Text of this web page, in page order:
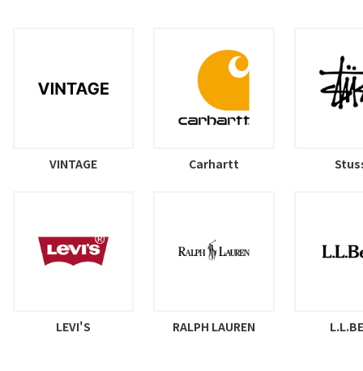
VINTAGE Carhartt
LEVI'S RALPH LAUREN